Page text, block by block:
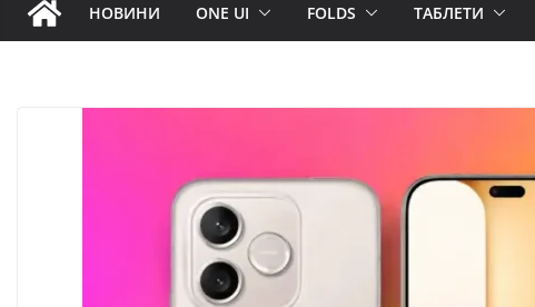
НОВИНИ ONE UI FOLDS ТАБЛЕТИ